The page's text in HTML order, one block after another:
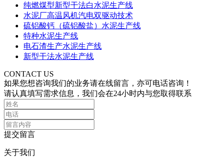
纯燃煤型新型干法白水泥生产线
水泥厂高温风机汽电双驱动技术
硫铝酸钙（硫铝酸盐）水泥生产线
特种水泥生产线
电石渣生产水泥生产线
新型干法水泥生产线
CONTACT US
如果您想咨询我们的业务请在线留言，亦可电话咨询！
请认真填写需求信息，我们会在24小时内与您取得联系
提交留言
关于我们